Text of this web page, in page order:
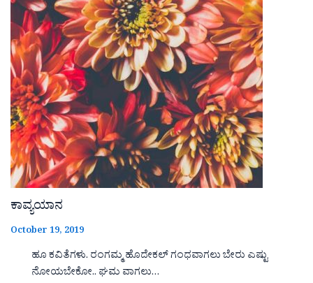
ಕಾವ್ಯಯಾನ
October 19, 2019
ಹೂ ಕವಿತೆಗಳು. ರಂಗಮ್ಮ ಹೊದೇಕಲ್ ಗಂಧವಾಗಲು ಬೇರು ಎಷ್ಟು
ನೋಯಬೇಕೋ.. ಘಮ ವಾಗಲು…